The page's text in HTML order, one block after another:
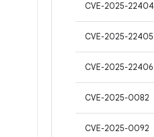
CVE-2025-22404
CVE-2025-22405
CVE-2025-22406
CVE-2025-0082
CVE-2025-0092